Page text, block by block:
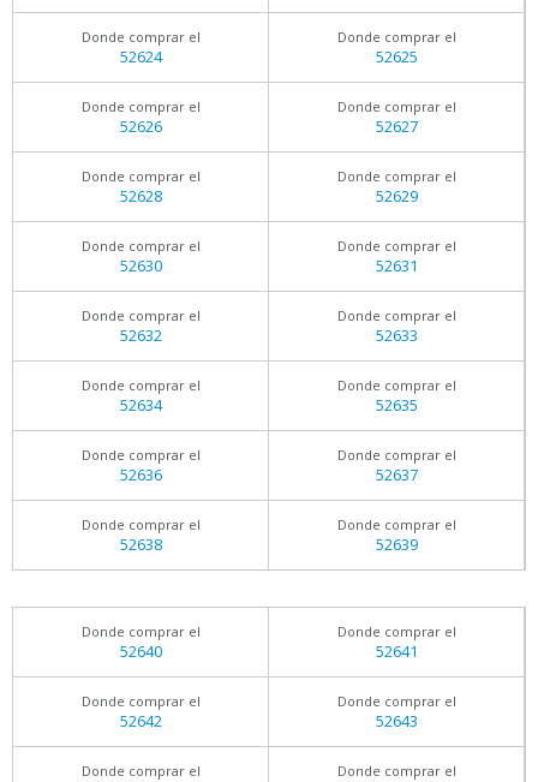
Donde comprar el
52624
Donde comprar el
52625
Donde comprar el
52626
Donde comprar el
52627
Donde comprar el
52628
Donde comprar el
52629
Donde comprar el
52630
Donde comprar el
52631
Donde comprar el
52632
Donde comprar el
52633
Donde comprar el
52634
Donde comprar el
52635
Donde comprar el
52636
Donde comprar el
52637
Donde comprar el
52638
Donde comprar el
52639
Donde comprar el
52640
Donde comprar el
52641
Donde comprar el
52642
Donde comprar el
52643
Donde comprar el Donde comprar el